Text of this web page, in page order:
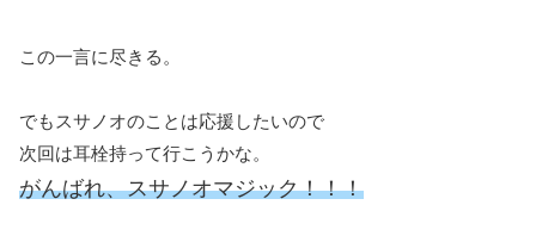
この一言に尽きる。
でもスサノオのことは応援したいので
次回は耳栓持って行こうかな。
がんばれ、スサノオマジック！！！